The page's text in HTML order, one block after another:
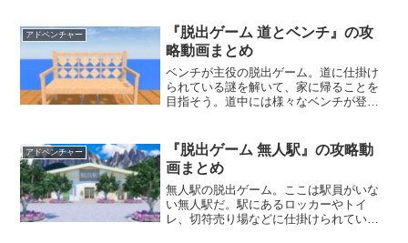
アドベンチャー
『脱出ゲーム 道とベンチ』の攻
略動画まとめ
ベンチが主役の脱出ゲーム。道に仕掛け
られている謎を解いて、家に帰ることを
目指そう。道中には様々なベンチが登場
けで遊ぶこともできるぞ。
アドベンチャー
『脱出ゲーム 無人駅』の攻略動
画まとめ
無人駅の脱出ゲーム。ここは駅員がいな
い無人駅だ。駅にあるロッカーやトイ
レ、切符売り場などに仕掛けられている